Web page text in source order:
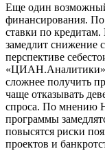
Еще один
финансирования.
ставки по
замедлит снижение
перспективе
«ЦИАН.Аналитики»
сложнее получить
чаще отказывать
спроса. По мнению
программы
повысятся риски
проектов и